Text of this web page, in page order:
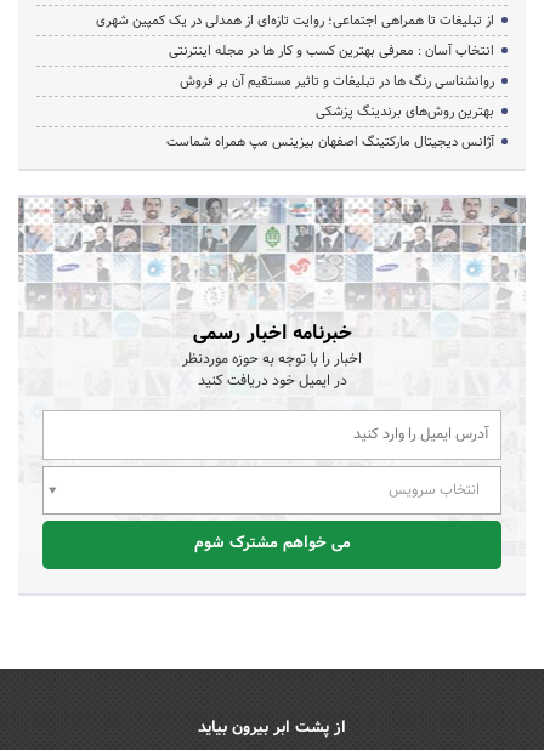
از تبلیغات تا همراهی اجتماعی؛ روایت تازه‌ای از همدلی در یک کمپین شهری
انتخاب آسان : معرفی بهترین کسب و کار ها در مجله اینترنتی
روانشناسی رنگ ها در تبلیغات و تاثیر مستقیم آن بر فروش
بهترین روش‌های برندینگ پزشکی
آژانس دیجیتال مارکتینگ اصفهان بیزینس مپ همراه شماست
خبرنامه اخبار رسمی
اخبار را با توجه به حوزه موردنظر
در ایمیل خود دریافت کنید
انتخاب سرویس
می خواهم مشترک شوم
از پشت ابر بیرون بیاید